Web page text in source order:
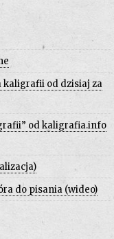
kaligrafii od dzisiaj za
od kaligrafia.info
do pisania (wideo)